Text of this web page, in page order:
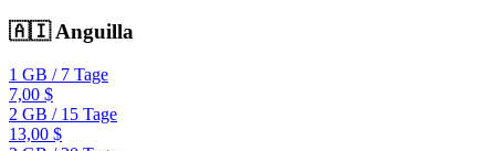
🇦🇮Anguilla
1 GB /7 Tage
7,00 $
2 GB /15 Tage
13,00 $